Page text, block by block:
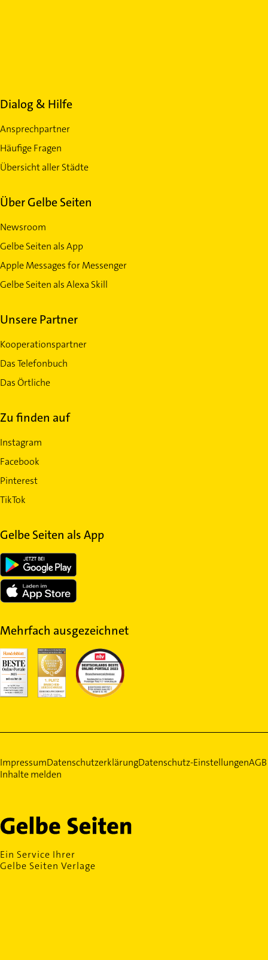
Dialog & Hilfe
Ansprechpartner
Häufige Fragen
Übersicht aller Städte
Über Gelbe Seiten
Newsroom
Gelbe Seiten als App
Apple Messages for Messenger
Gelbe Seiten als Alexa Skill
Unsere Partner
Kooperationspartner
Das Telefonbuch
Das Örtliche
Zu finden auf
Instagram
Facebook
Pinterest
TikTok
Gelbe Seiten als App
Mehrfach ausgezeichnet
ImpressumDatenschutzerklärungDatenschutz-EinstellungenAGB
Inhalte melden
Ein Service Ihrer
Gelbe Seiten Verlage